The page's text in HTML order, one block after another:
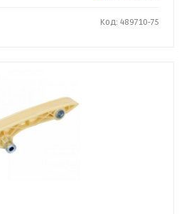
Код: 489710-75